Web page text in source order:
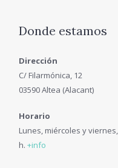
Donde estamos
Dirección
C/ Filarmónica, 12
03590 Altea (Alacant)
Horario
Lunes, miércoles y
h. +info